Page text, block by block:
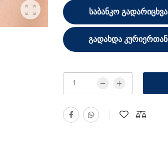
ᲡᲐᲑᲐᲜᲙᲝ ᲒᲐᲓᲐᲠᲘᲪᲮᲕᲐ
ᲒᲐᲓᲐᲮᲓᲐ ᲙᲣᲠᲘᲔᲠᲗᲐᲜ